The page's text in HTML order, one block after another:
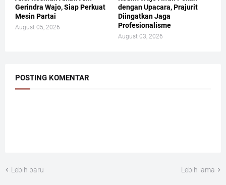
Gerindra Wajo, Siap Perkuat
Mesin Partai
August 05, 2026
dengan Upacara, Prajurit
Diingatkan Jaga
Profesionalisme
August 03, 2026
POSTING KOMENTAR
Lebih baru Lebih lama